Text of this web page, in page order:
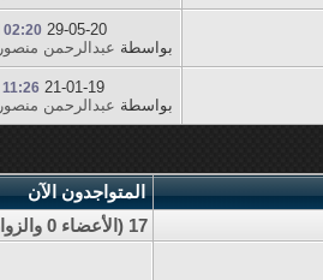
29-05-20
02:20 AM
بواسطة عبدالرحمن منصور
21-01-19
11:26 PM
بواسطة عبدالرحمن منصور
المتواجدون الآن
17 (الأعضاء 0 والزوار 17)